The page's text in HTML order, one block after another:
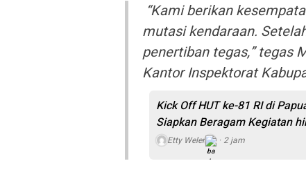
“Kami berikan
mutasi kendaraan.
penertiban tegas,” tegas
Kantor Inspektorat
Kick Off HUT ke-81 RI di
Siapkan Beragam Kegiatan
Etty Weler 2 jam